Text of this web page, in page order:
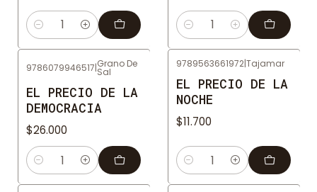
Cantidad Cantidad
9786079946517|Grano De
Sal
EL PRECIO DE LA
DEMOCRACIA
$26.000
Cantidad
9789563661972|Tajamar
EL PRECIO DE LA
NOCHE
$11.700
Cantidad